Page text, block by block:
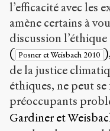
l’efficacité avec les
amène certains à
discussion
( Posner et Weisbach 2010 )
de la justice
éthiques, ne peut
préoccupants
Gardiner et